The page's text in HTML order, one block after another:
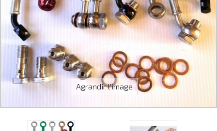
Agrandir l'image